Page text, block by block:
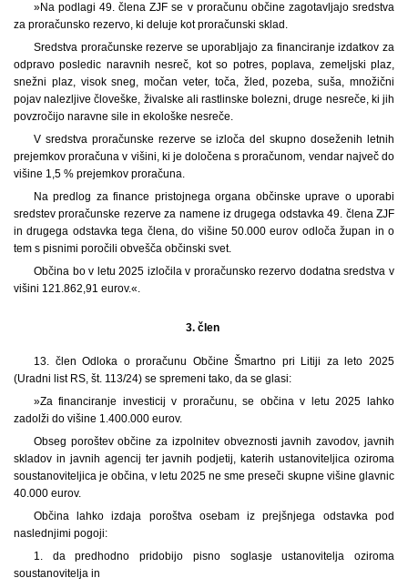
»Na podlagi 49. člena ZJF se v proračunu občine zagotavljajo sredstva
za proračunsko rezervo, ki deluje kot proračunski sklad.
Sredstva proračunske rezerve se uporabljajo za financiranje izdatkov za
odpravo posledic naravnih nesreč, kot so potres, poplava, zemeljski plaz,
snežni plaz, visok sneg, močan veter, toča, žled, pozeba, suša, množični
pojav nalezljive človeške, živalske ali rastlinske bolezni, druge nesreče, ki jih
povzročijo naravne sile in ekološke nesreče.
V sredstva proračunske rezerve se izloča del skupno doseženih letnih
prejemkov proračuna v višini, ki je določena s proračunom, vendar največ do
višine 1,5 % prejemkov proračuna.
Na predlog za finance pristojnega organa občinske uprave o uporabi
sredstev proračunske rezerve za namene iz drugega odstavka 49. člena ZJF
in drugega odstavka tega člena, do višine 50.000 eurov odloča župan in o
tem s pisnimi poročili obvešča občinski svet.
Občina bo v letu 2025 izločila v proračunsko rezervo dodatna sredstva v
višini 121.862,91 eurov.«.
3. člen
13. člen Odloka o proračunu Občine Šmartno pri Litiji za leto 2025
(Uradni list RS, št. 113/24) se spremeni tako, da se glasi:
»Za financiranje investicij v proračunu, se občina v letu 2025 lahko
zadolži do višine 1.400.000 eurov.
Obseg poroštev občine za izpolnitev obveznosti javnih zavodov, javnih
skladov in javnih agencij ter javnih podjetij, katerih ustanoviteljica oziroma
soustanoviteljica je občina, v letu 2025 ne sme preseči skupne višine glavnic
40.000 eurov.
Občina lahko izdaja poroštva osebam iz prejšnjega odstavka pod
naslednjimi pogoji:
1. da predhodno pridobijo pisno soglasje ustanovitelja oziroma
soustanovitelja in